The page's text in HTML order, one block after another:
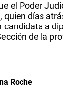
el Poder
quien días
candidata a
de la
Roche